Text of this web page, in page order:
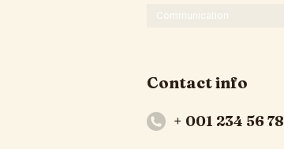
Communication
Contact info
+ 001 234 56 78